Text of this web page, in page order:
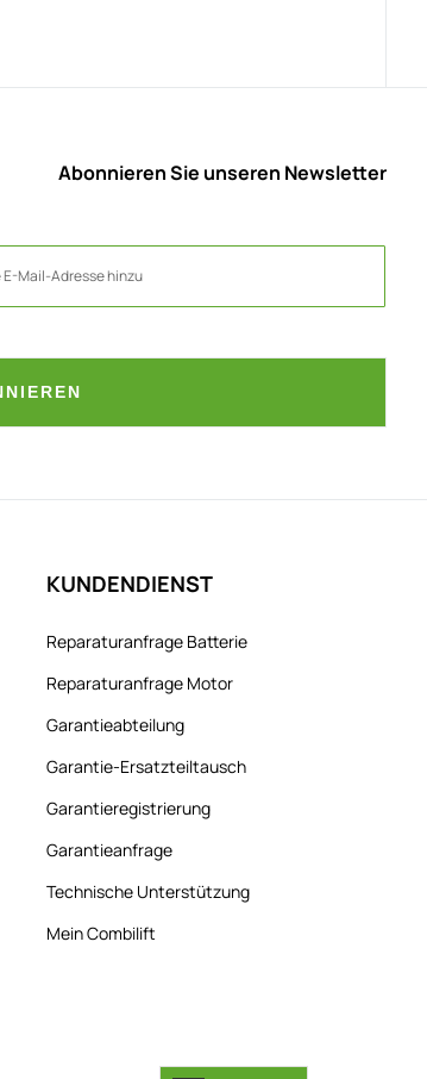
Abonnieren Sie unseren Newsletter
KUNDENDIENST
Reparaturanfrage Batterie
Reparaturanfrage Motor
Garantieabteilung
Garantie-Ersatzteiltausch
Garantieregistrierung
Garantieanfrage
Technische Unterstützung
Mein Combilift